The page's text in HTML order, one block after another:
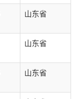
山东省
山东省
山东省